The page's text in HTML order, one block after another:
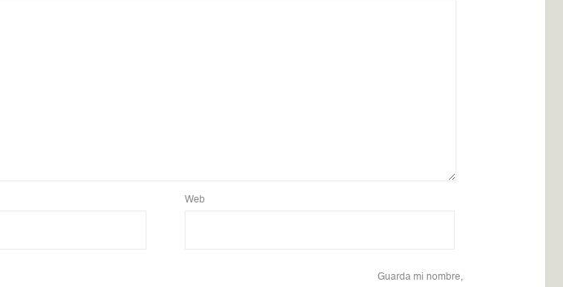
Web
Guarda mi nombre,